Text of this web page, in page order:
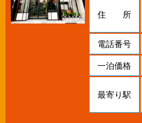
住 所
電話番号
一泊価格
最寄り駅